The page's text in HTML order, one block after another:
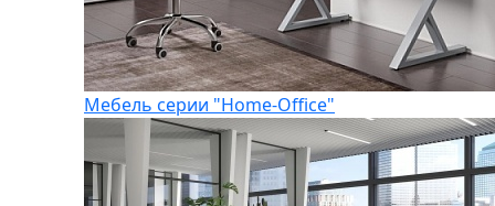
Мебель серии "Home-Office"